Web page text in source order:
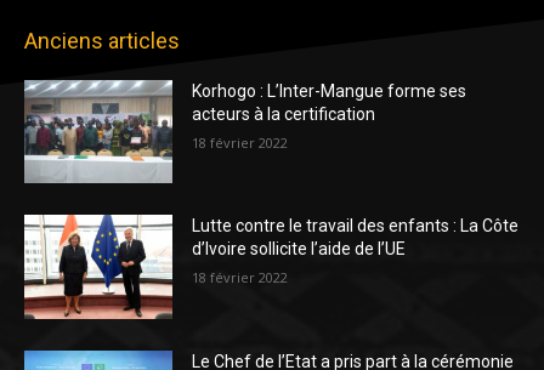
Anciens articles
Korhogo : L’Inter-Mangue forme ses
acteurs à la certification
18 février 2022
Lutte contre le travail des enfants : La Côte
d’Ivoire sollicite l’aide de l’UE
18 février 2022
Le Chef de l’Etat a pris part à la cérémonie